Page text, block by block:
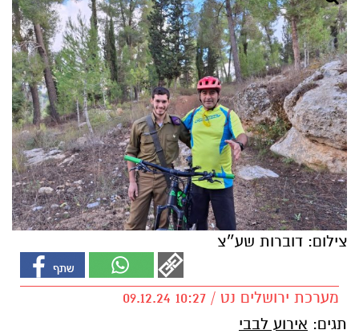
צילום: דוברות שע״צ
מערכת ירושלים נט / 10:27 09.12.24
תגים: אירוע לבבי